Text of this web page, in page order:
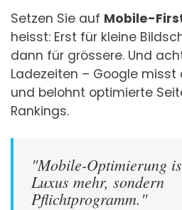
Setzen Sie auf Mobile-
heisst: Erst für kleine
dann für grössere. Und
Ladezeiten – Google
und belohnt optimierte
Rankings.
"Mobile-Optimierung
Luxus mehr, sondern
Pflichtprogramm."